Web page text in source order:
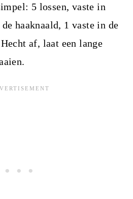
5 lossen, vaste in
haaknaald, 1 vaste in de
af, laat een lange